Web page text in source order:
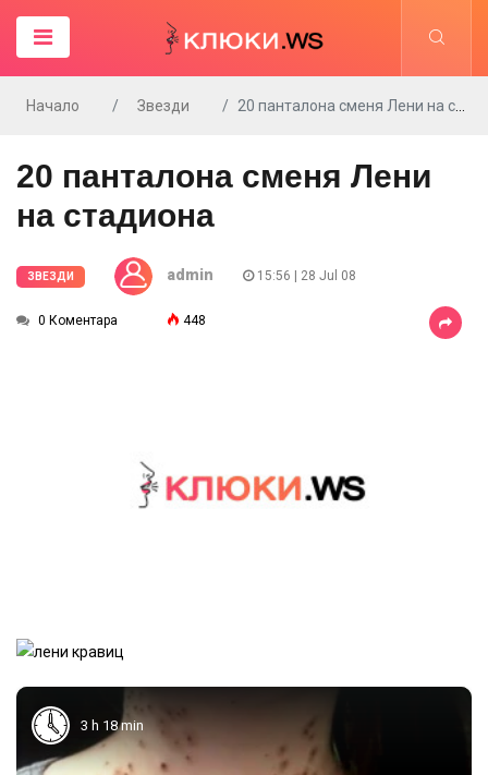
Начало Звезди 20 панталона сменя Лени на стадиона
20 панталона сменя Лени
на стадиона
ЗВЕЗДИ admin 15:56 | 28 Jul 08
0 Коментара 448
3 h 18 min